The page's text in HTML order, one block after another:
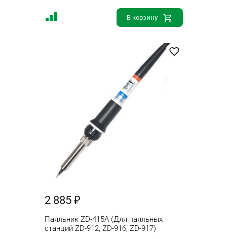
В корзину
2 885 ₽
Паяльник ZD-415A (Для паяльных
станций ZD-912, ZD-916, ZD-917)